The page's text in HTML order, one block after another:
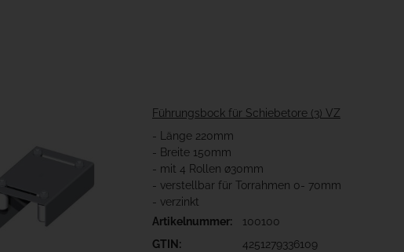
Führungsbock für Schiebetore (3) VZ
- Länge 220mm
- Breite 150mm
- mit 4 Rollen ø30mm
- verstellbar für Torrahmen 0- 70mm
- verzinkt
Artikelnummer:
100100
GTIN:
4251279336109